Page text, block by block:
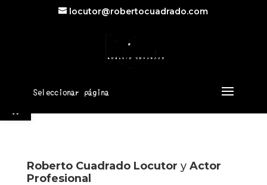
Abrir barra de herramientas
locutor@robertocuadrado.com
Seleccionar página
Roberto Cuadrado Locutor y Actor
Profesional